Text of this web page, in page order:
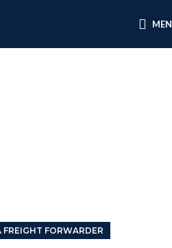
FREIGHT FORWARDER